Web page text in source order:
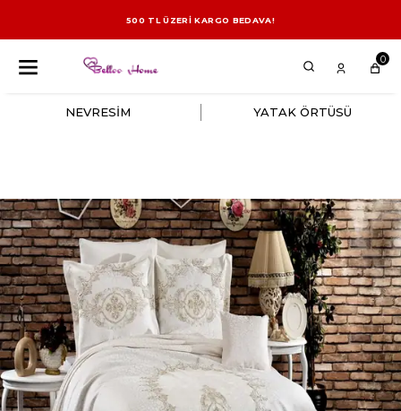
500 TL ÜZERİ KARGO BEDAVA!
0
NEVRESİM YATAK ÖRTÜSÜ